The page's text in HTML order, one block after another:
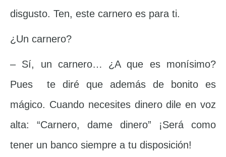
disgusto. Ten, este carnero es para ti.
¿Un carnero?
– Sí, un carnero… ¿A que es monísimo?
Pues te diré que además de bonito es
mágico. Cuando necesites dinero dile en voz
alta: “Carnero, dame dinero” ¡Será como
tener un banco siempre a tu disposición!